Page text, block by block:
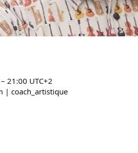
21:00 UTC+2
| coach_artistique